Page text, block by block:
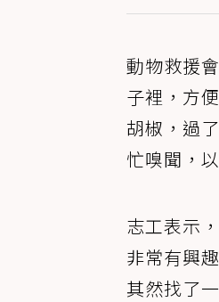
動物救援
子裡，方
胡椒，過
忙嗅聞，
志工表示
非常有興
其然找了